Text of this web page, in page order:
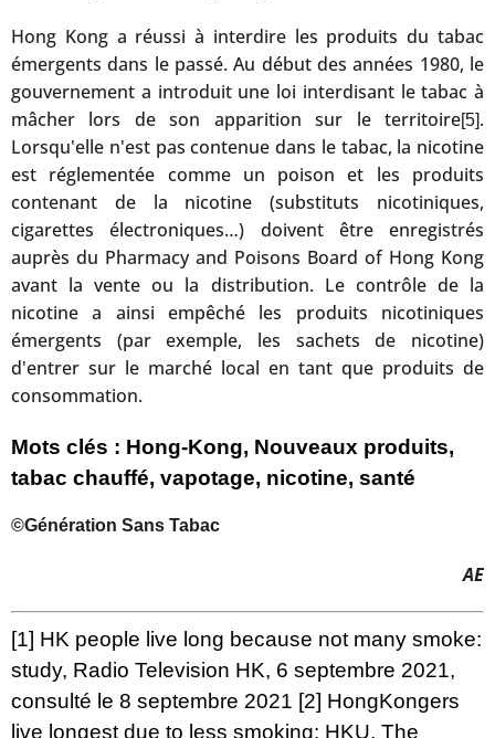
Hong Kong a réussi à interdire les produits du tabac
émergents dans le passé. Au début des années 1980, le
gouvernement a introduit une loi interdisant le tabac à
mâcher lors de son apparition sur le territoire[5].
Lorsqu'elle n'est pas contenue dans le tabac, la nicotine
est réglementée comme un poison et les produits
contenant de la nicotine (substituts nicotiniques,
cigarettes électroniques…) doivent être enregistrés
auprès du Pharmacy and Poisons Board of Hong Kong
avant la vente ou la distribution. Le contrôle de la
nicotine a ainsi empêché les produits nicotiniques
émergents (par exemple, les sachets de nicotine)
d'entrer sur le marché local en tant que produits de
consommation.
Mots clés : Hong-Kong, Nouveaux produits,
tabac chauffé, vapotage, nicotine, santé
©Génération Sans Tabac
AE
[1] HK people live long because not many smoke:
study, Radio Television HK, 6 septembre 2021,
consulté le 8 septembre 2021 [2] HongKongers
live longest due to less smoking: HKU, The